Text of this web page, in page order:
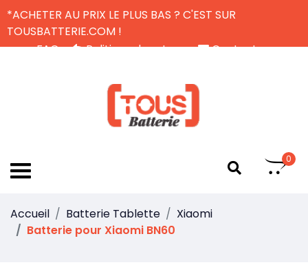
*ACHETER AU PRIX LE PLUS BAS ? C'EST SUR
TOUSBATTERIE.COM !
FAQ
Politique de retour
Contactez-nous
0
Accueil Batterie Tablette
Xiaomi
Batterie pour Xiaomi BN60